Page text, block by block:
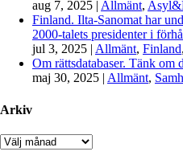
aug 7, 2025 | Allmänt,
Finland. Ilta-Sanomat har
2000-talets presidenter i
jul 3, 2025 | Allmänt, Finland,
Om rättsdatabaser. Tänk
maj 30, 2025 | Allmänt,
Arkiv
Arkiv